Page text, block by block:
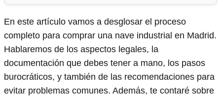
En este artículo vamos a desglosar el proceso
completo para comprar una nave industrial en Madrid.
Hablaremos de los aspectos legales, la
documentación que debes tener a mano, los pasos
burocráticos, y también de las recomendaciones para
evitar problemas comunes. Además, te contaré sobre